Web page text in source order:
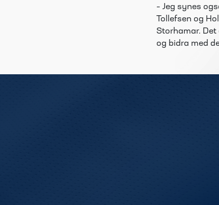
– Jeg synes
Tollefsen og
Storhamar.
og bidra med